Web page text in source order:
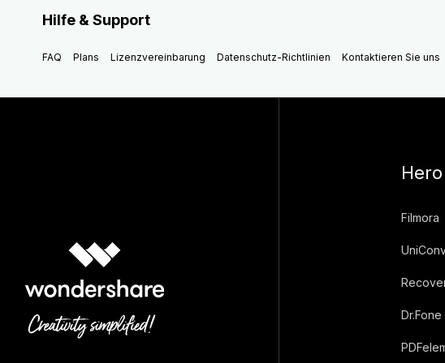
Hilfe & Support
FAQ Plans Lizenzvereinbarung Datenschutz-Richtlinien Kontaktieren Sie uns
Filmora
Dr.Fone